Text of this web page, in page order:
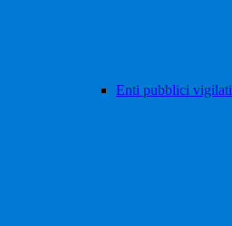
Enti pubblici vigilati